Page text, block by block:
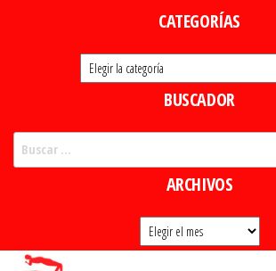
CATEGORÍAS
Categorías
BUSCADOR
ARCHIVOS
Archivos